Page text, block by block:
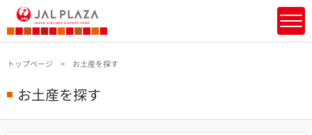
トップページ お土産を探す
お土産を探す